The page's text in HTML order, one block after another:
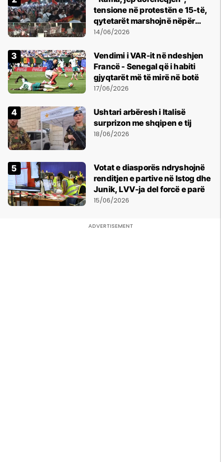
tensione në protestën e 15-të,
qytetarët marshojnë nëpër
kryeqytet
14/06/2026
Vendimi i VAR-it në ndeshjen
Francë - Senegal që i habiti
gjyqtarët më të mirë në botë
17/06/2026
Ushtari arbëresh i Italisë
surprizon me shqipen e tij
18/06/2026
Votat e diasporës ndryshojnë
renditjen e partive në Istog dhe
Junik, LVV-ja del forcë e parë
15/06/2026